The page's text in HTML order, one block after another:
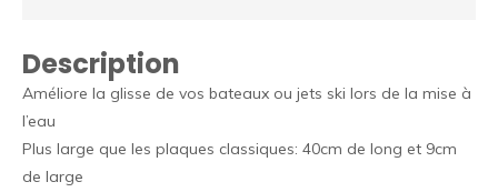
Description
Améliore la glisse de vos bateaux ou jets ski lors de la mise à
l’eau
Plus large que les plaques classiques: 40cm de long et 9cm
de large